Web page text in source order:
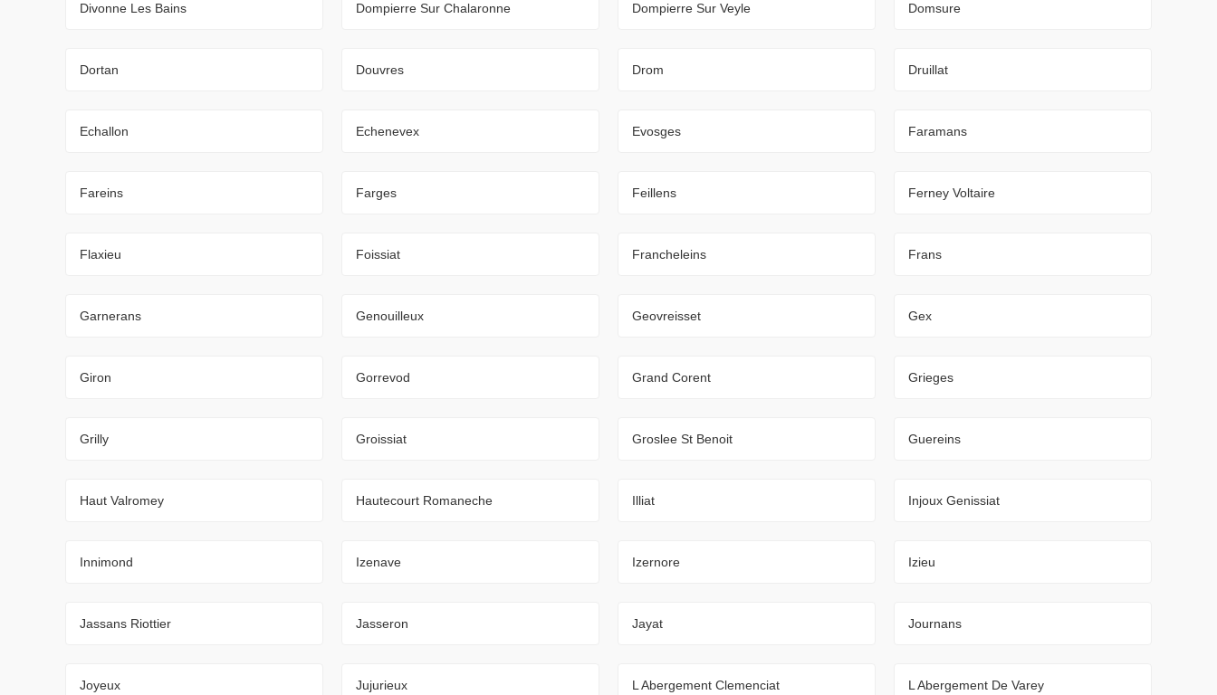
Divonne Les Bains Dompierre Sur Chalaronne Dompierre Sur Veyle Domsure
Dortan Douvres Drom Druillat
Echallon Echenevex Evosges Faramans
Fareins Farges Feillens Ferney Voltaire
Flaxieu Foissiat Francheleins Frans
Garnerans Genouilleux Geovreisset Gex
Giron Gorrevod Grand Corent Grieges
Grilly Groissiat Groslee St Benoit Guereins
Haut Valromey Hautecourt Romaneche Illiat Injoux Genissiat
Innimond Izenave Izernore Izieu
Jassans Riottier Jasseron Jayat Journans
Joyeux Jujurieux L Abergement Clemenciat L Abergement De Varey